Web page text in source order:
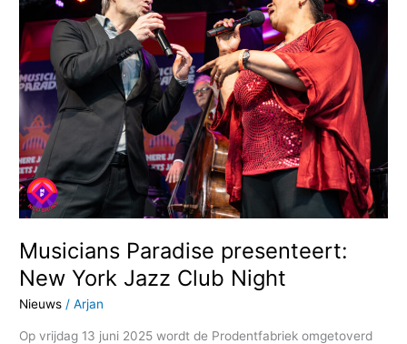
Musicians Paradise presenteert:
New York Jazz Club Night
Nieuws /Arjan
Op vrijdag 13 juni 2025 wordt de Prodentfabriek omgetoverd
New
York
Jazz
Club
Night